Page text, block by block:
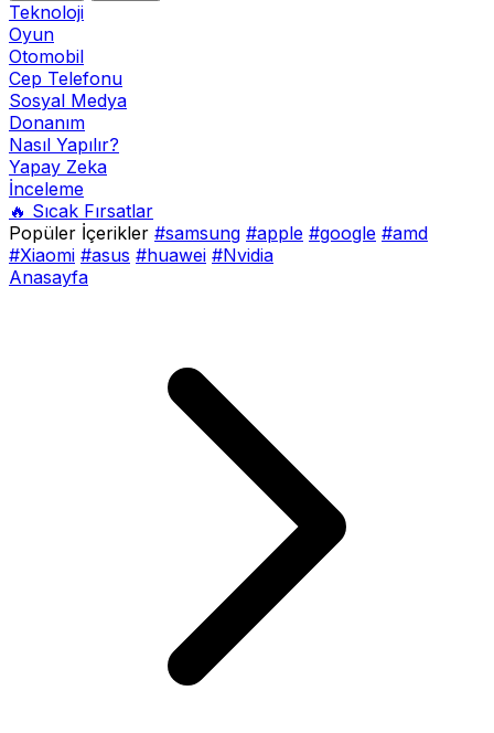
Teknoloji
Oyun
Otomobil
Cep Telefonu
Sosyal Medya
Donanım
Nasıl Yapılır?
Yapay Zeka
İnceleme
🔥 Sıcak Fırsatlar
Popüler İçerikler #samsung #apple #google #amd
#Xiaomi #asus #huawei #Nvidia
Anasayfa